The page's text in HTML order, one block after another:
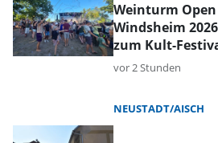
Weinturm
Windsheim
zum Kult-
vor 2 Stunden
NEUSTADT/AISCH